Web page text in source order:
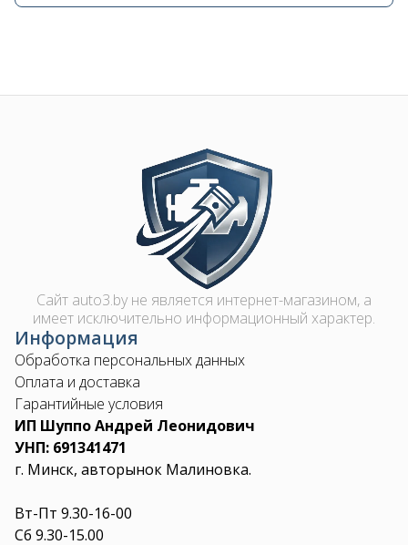
Image
Сайт auto3.by не является интернет-магазином, а
имеет исключительно информационный характер.
Информация
Обработка персональных данных
Оплата и доставка
Гарантийные условия
ИП Шуппо Андрей Леонидович
УНП: 691341471
г. Минск, авторынок Малиновка.
Вт-Пт 9.30-16-00
Сб 9.30-15.00